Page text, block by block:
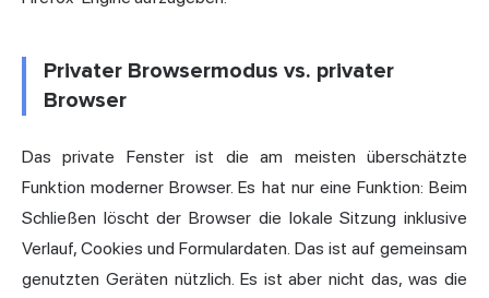
Privater Browsermodus vs. privater
Browser
Das private Fenster ist die am meisten überschätzte
Funktion moderner Browser. Es hat nur eine Funktion: Beim
Schließen löscht der Browser die lokale Sitzung inklusive
Verlauf, Cookies und Formulardaten. Das ist auf gemeinsam
genutzten Geräten nützlich. Es ist aber nicht das, was die